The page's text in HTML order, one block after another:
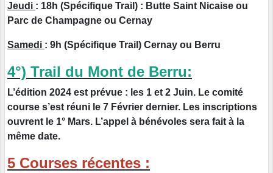
Jeudi : 18h (Spécifique Trail) : Butte Saint Nicaise ou
Parc de Champagne ou Cernay
Samedi : 9h (Spécifique Trail) Cernay ou Berru
4°) Trail du Mont de Berru:
L’édition 2024 est prévue : les 1 et 2 Juin. Le comité
course s’est réuni le 7 Février dernier. Les inscriptions
ouvrent le 1° Mars. L’appel à bénévoles sera fait à la
même date.
5 Courses récentes :